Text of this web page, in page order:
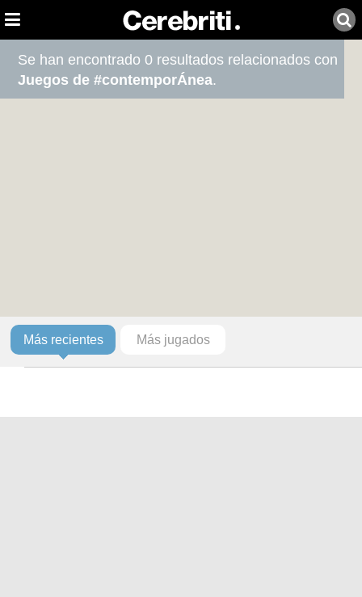
Se han encontrado 0 resultados relacionados con
Juegos de #contemporÁnea.
Más recientes Más jugados